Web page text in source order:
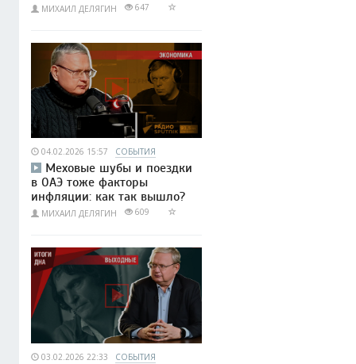
МИХАИЛ ДЕЛЯГИН 647
04.02.2026 15:57 СОБЫТИЯ
Меховые шубы и поездки
в ОАЭ тоже факторы
инфляции: как так вышло?
МИХАИЛ ДЕЛЯГИН 609
03.02.2026 22:33 СОБЫТИЯ